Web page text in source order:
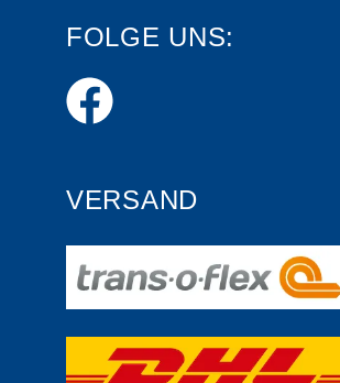
FOLGE UNS:
VERSAND